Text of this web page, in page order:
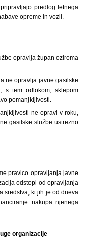
predlog letnega
opreme in vozil.
opravlja župan oziroma
ne opravlja javne gasilske
s tem odlokom, sklepom
pomanjkljivosti.
ne opravi v roku,
gasilske službe ustrezno
pravico opravljanja javne
odstopi od opravljanja
sredstva, ki jih je od dneva
nakupa njenega
organizacije